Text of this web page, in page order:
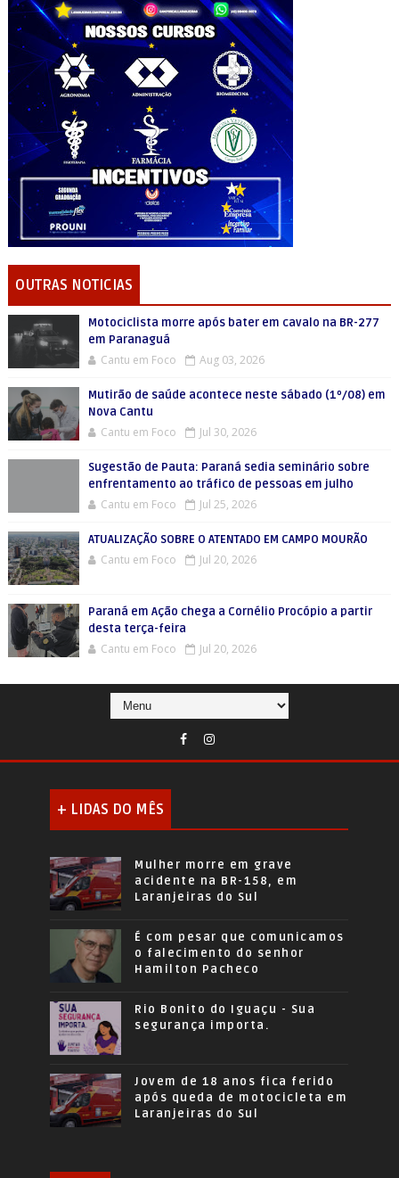
OUTRAS NOTICIAS
Motociclista morre após bater em cavalo na BR-277
em Paranaguá
Cantu em Foco Aug 03, 2026
Mutirão de saúde acontece neste sábado (1º/08) em
Nova Cantu
Cantu em Foco Jul 30, 2026
Sugestão de Pauta: Paraná sedia seminário sobre
enfrentamento ao tráfico de pessoas em julho
Cantu em Foco Jul 25, 2026
ATUALIZAÇÃO SOBRE O ATENTADO EM CAMPO MOURÃO
Cantu em Foco Jul 20, 2026
Paraná em Ação chega a Cornélio Procópio a partir
desta terça-feira
Cantu em Foco Jul 20, 2026
+ LIDAS DO MÊS
Mulher morre em grave
acidente na BR-158, em
Laranjeiras do Sul
É com pesar que comunicamos
o falecimento do senhor
Hamilton Pacheco
Rio Bonito do Iguaçu - Sua
segurança importa.
Jovem de 18 anos fica ferido
após queda de motocicleta em
Laranjeiras do Sul